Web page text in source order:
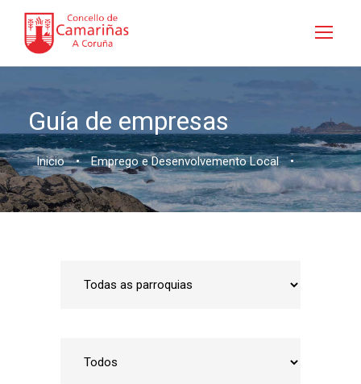
Guía de empresas
Inicio • Emprego e Desenvolvemento Local •